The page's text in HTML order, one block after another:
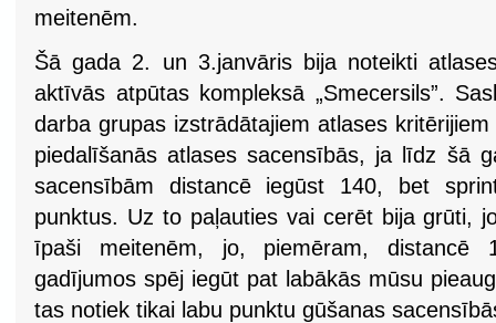
meitenēm.
Šā gada 2. un 3.janvāris bija noteikti
aktīvās atpūtas kompleksā „Smecersils”.
darba grupas izstrādātajiem atlases
piedalīšanās atlases sacensībās, ja līdz šā
sacensībām distancē iegūst 140, bet
punktus. Uz to paļauties vai cerēt bija grūti,
īpaši meitenēm, jo, piemēram,
gadījumos spēj iegūt pat labākās mūsu
tas notiek tikai labu punktu gūšanas